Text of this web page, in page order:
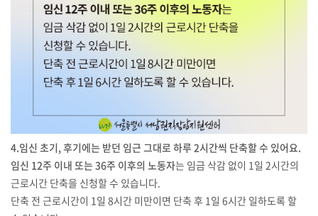
4.임신 초기, 후기에는 받던 임근 그대로 하루 2시간씩 단축할 수 있어요.
임신 12주 이내 또는 36주 이후의 노동자는 임금 삭감 없이 1일 2시간의
근로시간 단축을 신청할 수 있습니다.
단축 전 근로시간이 1일 8시간 미만이면 단축 후 1일 6시간 일하도록 할